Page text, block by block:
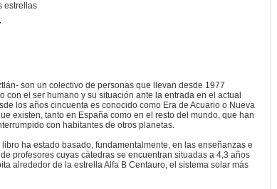
estrellas
son un colectivo de personas que llevan desde 1977
con el ser humano y su situación ante la entrada en el actual
los años cincuenta es conocido como Era de Acuario o Nueva
existen, tanto en España como en el resto del mundo, que han
con habitantes de otros planetas.
ha estado basado, fundamentalmente, en las enseñanzas e
profesores cuyas cátedras se encuentran situadas a 4,3 años
alrededor de la estrella Alfa B Centauro, el sistema solar más